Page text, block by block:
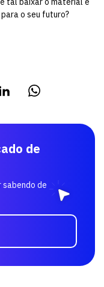
o seu futuro?
de
de